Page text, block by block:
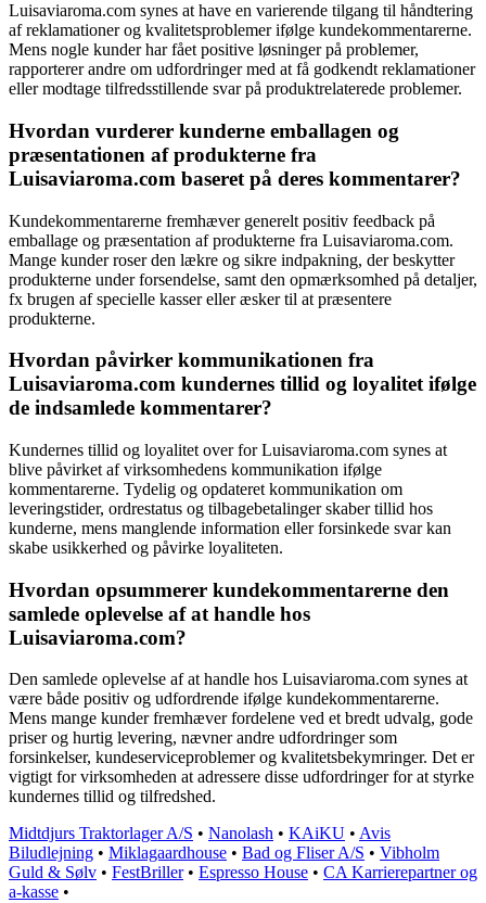
Luisaviaroma.com synes at have en varierende tilgang til håndtering
af reklamationer og kvalitetsproblemer ifølge kundekommentarerne.
Mens nogle kunder har fået positive løsninger på problemer,
rapporterer andre om udfordringer med at få godkendt reklamationer
eller modtage tilfredsstillende svar på produktrelaterede problemer.
Hvordan vurderer kunderne emballagen og
præsentationen af produkterne fra
Luisaviaroma.com baseret på deres kommentarer?
Kundekommentarerne fremhæver generelt positiv feedback på
emballage og præsentation af produkterne fra Luisaviaroma.com.
Mange kunder roser den lækre og sikre indpakning, der beskytter
produkterne under forsendelse, samt den opmærksomhed på detaljer,
fx brugen af specielle kasser eller æsker til at præsentere
produkterne.
Hvordan påvirker kommunikationen fra
Luisaviaroma.com kundernes tillid og loyalitet ifølge
de indsamlede kommentarer?
Kundernes tillid og loyalitet over for Luisaviaroma.com synes at
blive påvirket af virksomhedens kommunikation ifølge
kommentarerne. Tydelig og opdateret kommunikation om
leveringstider, ordrestatus og tilbagebetalinger skaber tillid hos
kunderne, mens manglende information eller forsinkede svar kan
skabe usikkerhed og påvirke loyaliteten.
Hvordan opsummerer kundekommentarerne den
samlede oplevelse af at handle hos
Luisaviaroma.com?
Den samlede oplevelse af at handle hos Luisaviaroma.com synes at
være både positiv og udfordrende ifølge kundekommentarerne.
Mens mange kunder fremhæver fordelene ved et bredt udvalg, gode
priser og hurtig levering, nævner andre udfordringer som
forsinkelser, kundeserviceproblemer og kvalitetsbekymringer. Det er
vigtigt for virksomheden at adressere disse udfordringer for at styrke
kundernes tillid og tilfredshed.
Midtdjurs Traktorlager A/S • Nanolash • KAiKU • Avis
Biludlejning • Miklagaardhouse • Bad og Fliser A/S • Vibholm
Guld & Sølv • FestBriller• Espresso House • CA Karrierepartner og
a-kasse •